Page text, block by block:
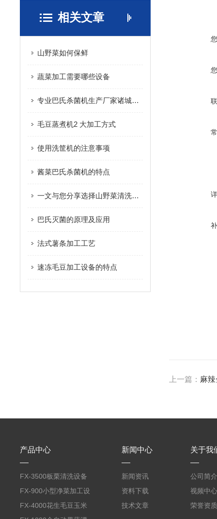
相关文章
山野菜如何保鲜
蔬菜加工需要哪些设备
专业巴氏杀菌机生产厂家诸城市放心食品机械有限公司
毛豆蒸煮机2 大加工方式
使用洗筐机的注意事项
酱菜巴氏杀菌机的特点
一文与您分享选择山野菜清洗机时所需要考虑的要点
巴氏灭菌的原理及应用
法式薯条加工工艺
速冻毛豆加工设备的特点
上一篇： 麻
产品中心
FX-3500板栗清洗设备
全自动气泡清洗机
FX-900小型净菜加工设
备野菜清洗机
FX-4000花生毛豆玉米
新闻中心
新闻资讯
资料下载
技术文章
关于我
公司简介
视频中心
荣誉资质